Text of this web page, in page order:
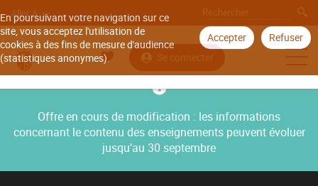
En poursuivant votre navigation sur ce
site, vous acceptez l'utilisation de
cookies à des fins de mesure d'audience
(statistiques anonymes).
Accepter Refuser
Aller à
Se connecter
Offre en cours de modification : les informations
concernant le contenu des enseignements peuvent évoluer
jusqu’au 30 septembre